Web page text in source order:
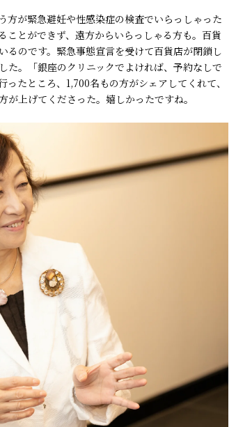
方が緊急避妊や性感染症の検査でいらっしゃった
ことができず、遠方からいらっしゃる方も。百貨
るのです。緊急事態宣言を受けて百貨店が閉鎖し
た。「銀座のクリニックでよければ、予約なしで
たところ、1,700名もの方がシェアしてくれて、
が上げてくださった。嬉しかったですね。